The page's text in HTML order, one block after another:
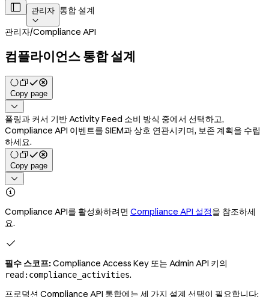
 관리자

통합 설계
관리자/Compliance API
컴플라이언스 통합 설계
Copy page

폴링과 커서 기반 Activity Feed 소비 방식 중에서 선택하고,
Compliance API 이벤트를 SIEM과 상호 연관시키며, 보존 계획을 수립
하세요.
Copy page


Compliance API를 활성화하려면 Compliance API 설정을 참조하세
요.

필수 스코프:Compliance Access Key 또는 Admin API 키의
read:compliance_activities.
프로덕션 Compliance API 통합에는 세 가지 설계 선택이 필요합니다: